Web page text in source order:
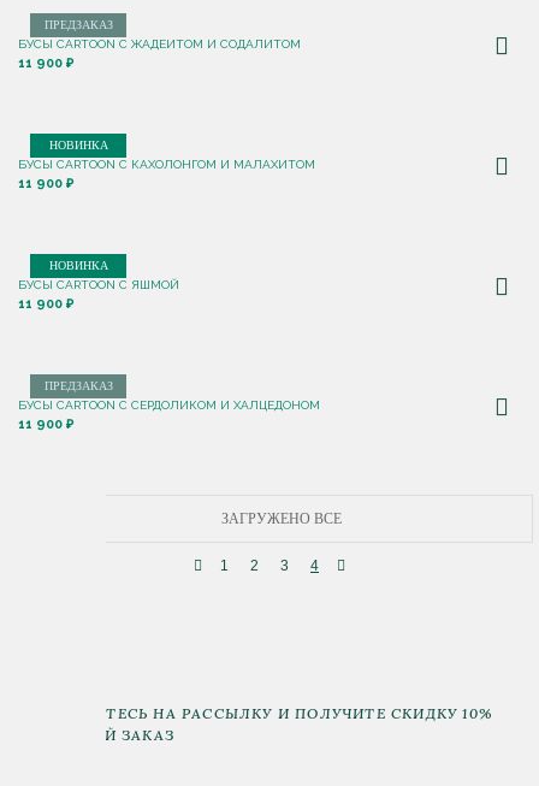
ПРЕДЗАКАЗ
БУСЫ CARTOON С ЖАДЕИТОМ И СОДАЛИТОМ
11 900 ₽
НОВИНКА
БУСЫ CARTOON С КАХОЛОНГОМ И МАЛАХИТОМ
11 900 ₽
НОВИНКА
БУСЫ CARTOON С ЯШМОЙ
11 900 ₽
ПРЕДЗАКАЗ
БУСЫ CARTOON С СЕРДОЛИКОМ И ХАЛЦЕДОНОМ
11 900 ₽
ЗАГРУЖЕНО ВСЕ
1 2 3 4
ПОДПИШИТЕСЬ НА РАССЫЛКУ И ПОЛУЧИТЕ СКИДКУ 10%
НА ПЕРВЫЙ ЗАКАЗ